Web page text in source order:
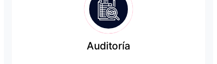
Auditoría